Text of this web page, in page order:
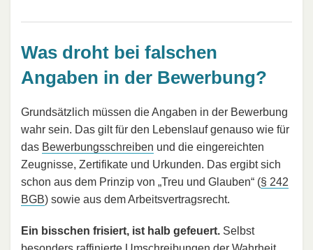
Was droht bei falschen
Angaben in der Bewerbung?
Grundsätzlich müssen die Angaben in der Bewerbung
wahr sein. Das gilt für den Lebenslauf genauso wie für
das Bewerbungsschreiben und die eingereichten
Zeugnisse, Zertifikate und Urkunden. Das ergibt sich
schon aus dem Prinzip von „Treu und Glauben“ (§ 242
BGB) sowie aus dem Arbeitsvertragsrecht.
Ein bisschen frisiert, ist halb gefeuert. Selbst